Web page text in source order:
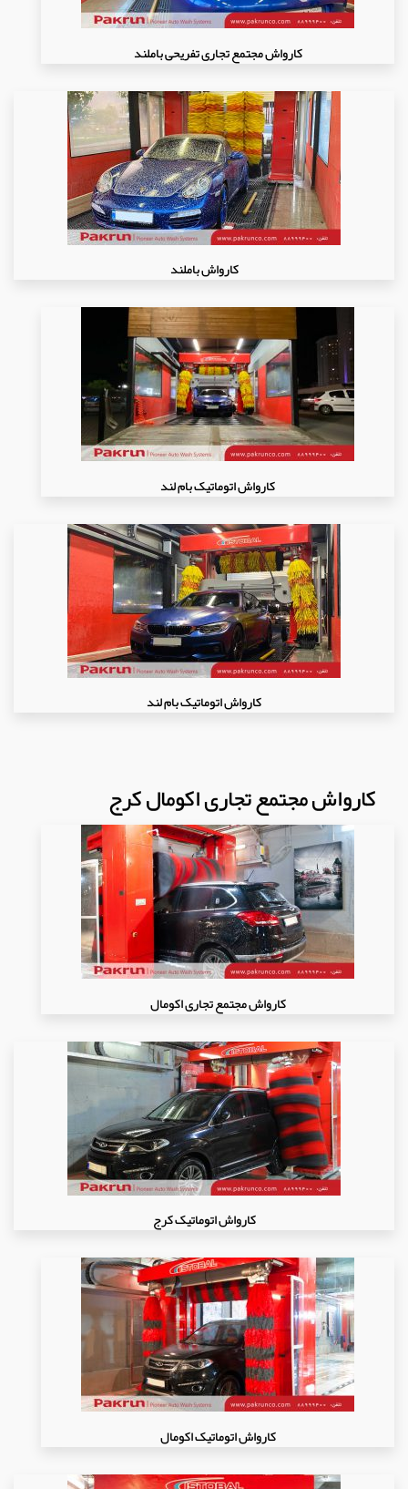
کارواش مجتمع تجاری تفریحی باملند
کارواش باملند
کارواش اتوماتیک بام لند
کارواش اتوماتیک بام لند
کارواش مجتمع تجاری اکومال
کارواش اتوماتیک کرج
کارواش اتوماتیک اکومال